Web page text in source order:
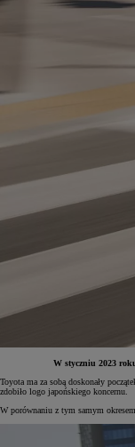
W styczniu 2023
Toyota ma za sobą doskonały
zdobiło logo japońskiego koncernu.
W porównaniu z tym samym